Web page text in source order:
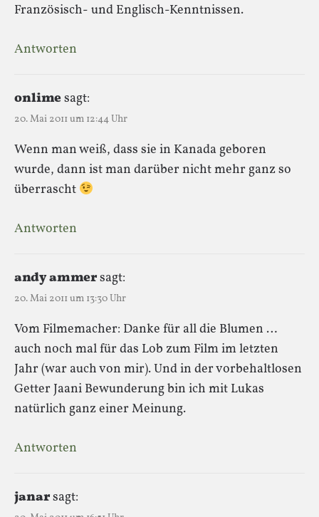
Französisch- und Englisch-Kenntnissen.
Antworten
onlimesagt:
20. Mai 2011 um 12:44 Uhr
Wenn man weiß, dass sie in Kanada geboren
wurde, dann ist man darüber nicht mehr ganz so
überrascht
Antworten
andy ammersagt:
20. Mai 2011 um 13:30 Uhr
Vom Filmemacher: Danke für all die Blumen …
auch noch mal für das Lob zum Film im letzten
Jahr (war auch von mir). Und in der vorbehaltlosen
Getter Jaani Bewunderung bin ich mit Lukas
natürlich ganz einer Meinung.
Antworten
janarsagt: